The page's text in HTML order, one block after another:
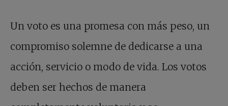
Un voto es una promesa con más peso, un
compromiso solemne de dedicarse a una
acción, servicio o modo de vida. Los votos
deben ser hechos de manera